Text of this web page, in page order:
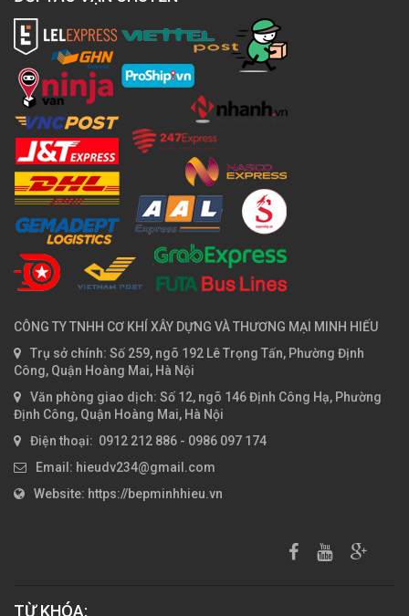
CÔNG TY TNHH CƠ KHÍ XÂY DỰNG VÀ THƯƠNG MẠI MINH HIẾU
Trụ sở chính: Số 259, ngõ 192 Lê Trọng Tấn, Phường Định
Công, Quận Hoàng Mai, Hà Nội
Văn phòng giao dịch: Số 12, ngõ 146 Định Công Hạ, Phường
Định Công, Quận Hoàng Mai, Hà Nội
Điện thoại: 0912 212 886 - 0986 097 174
Email: hieudv234@gmail.com
Website: https://bepminhhieu.vn
TỪ KHÓA: